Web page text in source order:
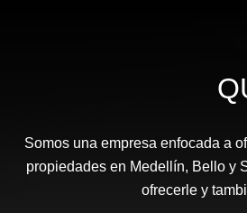
Somos una empresa enfocada a
propiedades en Medellín, Bello y
ofrecerle y